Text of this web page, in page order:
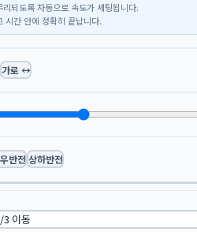
되도록 자동으로 속도가 세팅됩니다.
시간 안에 정확히 끝납니다.
가로 ↔
반전 상하반전
발표 모두시리즈 24년
장 청년전용창업자금
스타트업ex란
계획서
« 2026/08
1